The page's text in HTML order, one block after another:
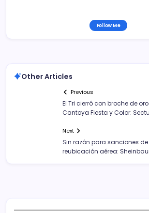
Follow Me
Other Articles
Previous
El Tri cierró con broche de
Cantoya Fiesta y Color:
Next
Sin razón para sanciones de
reubicación aérea: